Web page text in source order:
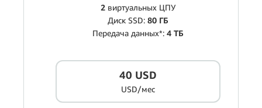
2 виртуальных ЦПУ
Диск SSD: 80 ГБ
Передача данных*: 4 ТБ
40 USD
USD/мес